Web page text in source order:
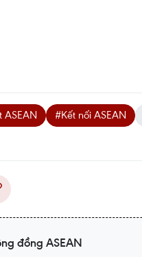
ASEAN #Kết nối ASEAN
đồng ASEAN